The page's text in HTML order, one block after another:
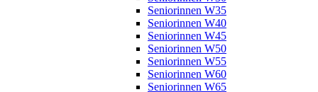
Seniorinnen W35
Seniorinnen W40
Seniorinnen W45
Seniorinnen W50
Seniorinnen W55
Seniorinnen W60
Seniorinnen W65